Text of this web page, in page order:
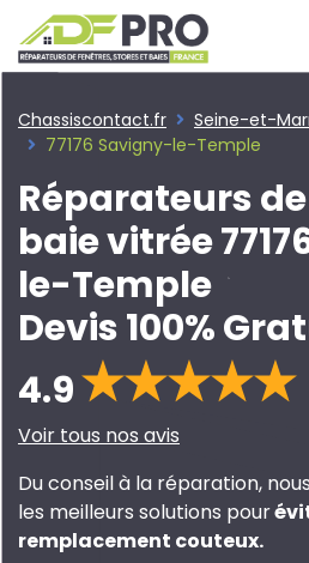
Chassiscontact.fr
Seine-et-
77176 Savigny-le-Temple
Réparateurs
baie vitrée
le-Temple
Devis 100%
4.9
Voir tous nos avis
Du conseil à la réparation,
les meilleurs solutions pour
remplacement couteux.